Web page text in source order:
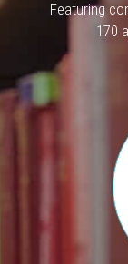
Featuring
170